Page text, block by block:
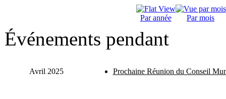
Par année Par mois
Événements pendant
Avril 2025 Prochaine Réunion du Conseil